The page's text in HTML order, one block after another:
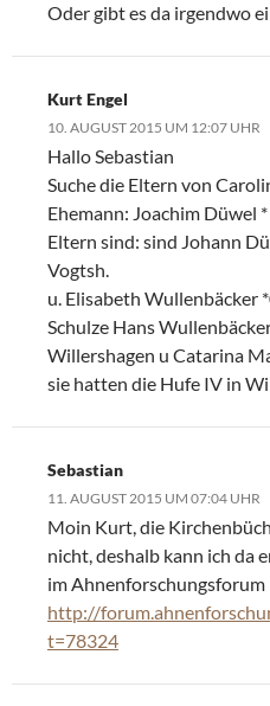
Oder gibt es da irgendwo
Kurt Engel
10. AUGUST 2015 UM 12:07 UHR
Hallo Sebastian
Suche die Eltern von
Ehemann: Joachim Düwel
Eltern sind: sind Johann
Vogtsh.
u. Elisabeth Wullenbäcker
Schulze Hans
Willershagen u Catarina
sie hatten die Hufe IV in
Sebastian
11. AUGUST 2015 UM 07:04 UHR
Moin Kurt, die
nicht, deshalb kann ich da
im
http://
t=78324